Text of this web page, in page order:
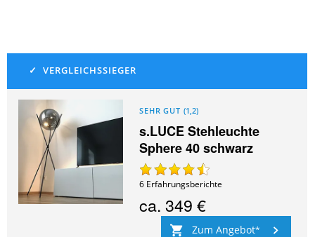
SEHR GUT (1,2)
s.LUCE Stehleuchte
Sphere 40 schwarz
6 Erfahrungsberichte
ca.349 €
Zum Angebot